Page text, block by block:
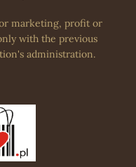
marketing, profit or
with the previous
administration.